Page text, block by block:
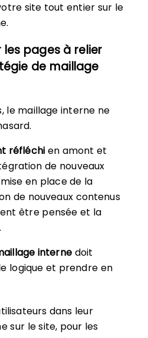
site tout entier sur le
pages à relier
de maillage
le maillage interne ne
réfléchi en amont et
de nouveaux
en place de la
de nouveaux contenus
être pensée et la
internedoit
logique et prendre en
dans leur
sur le site, pour les